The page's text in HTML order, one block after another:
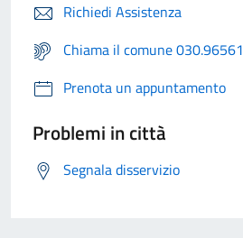
Richiedi Assistenza
Chiama il comune 030.96561
Prenota un appuntamento
Problemi in città
Segnala disservizio